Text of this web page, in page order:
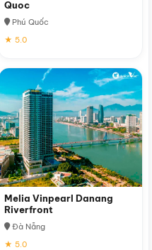
Quoc
Phú Quốc
★ 5.0
Melia Vinpearl Danang
Riverfront
Đà Nẵng
★ 5.0